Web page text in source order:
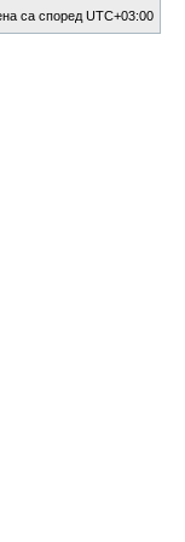
са според UTC+03:00